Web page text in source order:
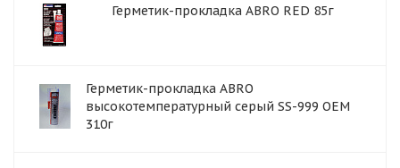
Герметик-прокладка ABRO RED 85г
Герметик-прокладка ABRO
высокотемпературный серый SS-999 OEM
310г